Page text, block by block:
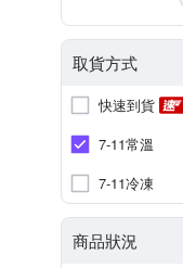
取貨方式
快速到貨
7-11常溫
7-11冷凍
商品狀況